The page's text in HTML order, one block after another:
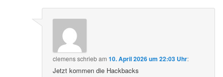
clemensschriebam10. April 2026 um 22:03 Uhr:
Jetzt kommen die Hackbacks